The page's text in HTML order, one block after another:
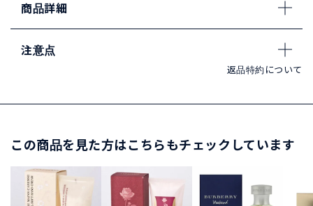
商品詳細
注意点
返品特約について
この商品を見た方はこちらもチェックしています